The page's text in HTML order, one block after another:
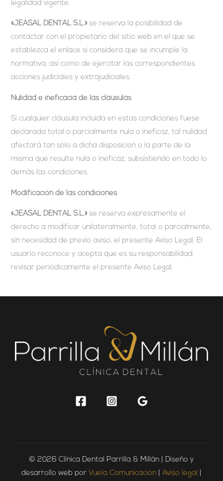
legalidad vigente.
«JEASAL DENTAL S.L.» se reserva la posibilidad de
contactar con el propietario del sitio web en el que se
establezca el enlace si considera que se incumple la
normativa, así como de ejercitar las correspondientes
acciones judiciales y extrajudiciales.
Nulidad e ineficacia de las cláusulas
Si cualquier cláusula incluida en estas condiciones fuese
declarada total o parcialmente nula o ineficaz, tal nulidad
afectará tan sólo a dicha disposición o la parte de la
misma que resulte nula o ineficaz, subsistiendo en todo lo
demás las condiciones.
Modificación de las condiciones
«JEASAL DENTAL S.L.» se reserva expresamente el
derecho a modificar unilateralmente, total o parcialmente,
sin necesidad de previo aviso, el presente Aviso Legal. El
usuario reconoce y acepta que es su responsabilidad
revisar periódicamente el presente Aviso Legal.
© 2026 Clínica Dental Parrilla & Millán | Diseño y
desarrollo web por Vuela Comunicación Aviso legal